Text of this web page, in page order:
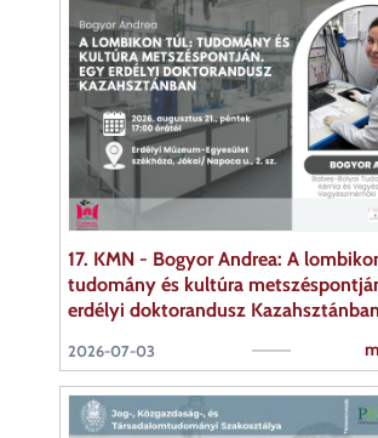
17. KMN - Bogyor Andrea: A
tudomány és kultúra
erdélyi doktorandusz Kazahsztánban
2026-07-03